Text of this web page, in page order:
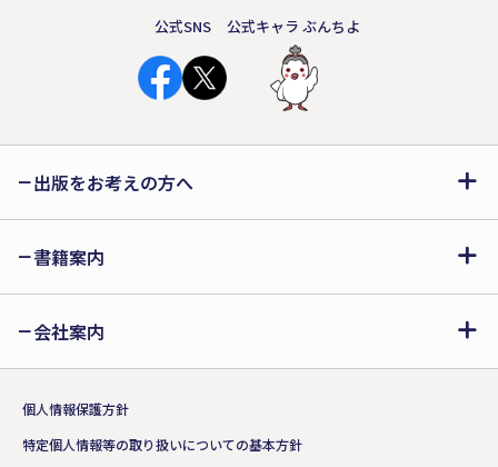
公式SNS 公式キャラ ぶんちよ
出版をお考えの方へ
書籍案内
会社案内
個人情報保護方針
特定個人情報等の取り扱いについての基本方針